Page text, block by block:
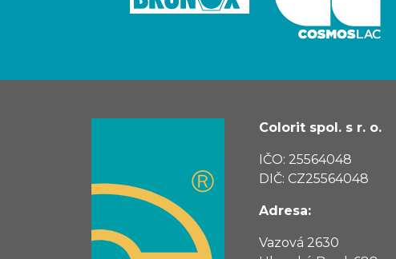
Colorit spol. s r. o.
IČO: 25564048
DIČ: CZ25564048
Adresa:
Vazová 2630